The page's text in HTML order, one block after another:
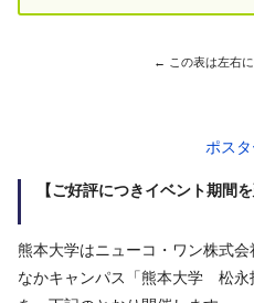
ポス
【ご好評につきイベント期間
熊本大学はニューコ・ワン株式
なかキャンパス「熊本大学 松永